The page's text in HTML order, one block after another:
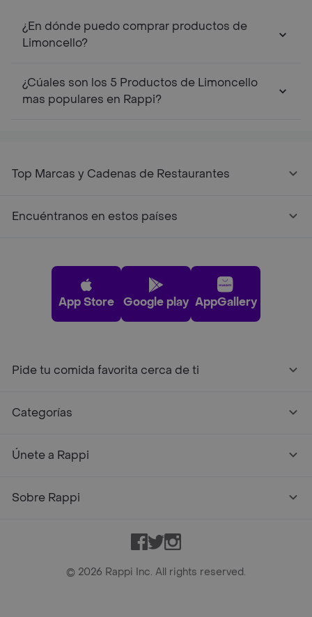
¿En dónde puedo comprar productos de
Limoncello?
¿Cúales son los 5 Productos de Limoncello
mas populares en Rappi?
Top Marcas y Cadenas de Restaurantes
Encuéntranos en estos países
App Store Google play AppGallery
Pide tu comida favorita cerca de ti
Categorías
Únete a Rappi
Sobre Rappi
Facebook
TwitterInstagram
© 2026 Rappi Inc. All rights reserved.